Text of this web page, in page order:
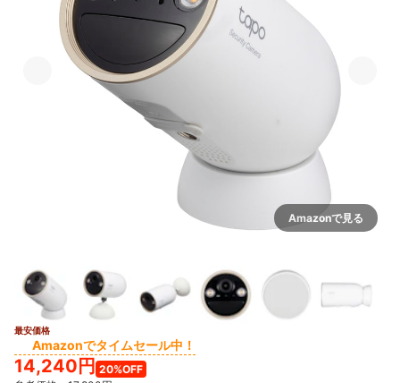
Amazonで見る
最安価格
Amazonでタイムセール中！
14,240円 20%OFF